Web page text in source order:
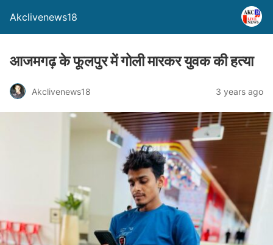
Akclivenews18
आजमगढ़ के फूलपुर में गोली मारकर युवक की हत्या
Akclivenews18 3 years ago